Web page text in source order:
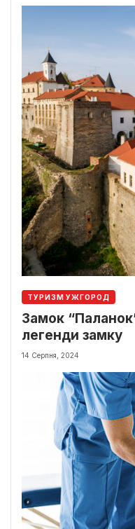
ТУРИЗМ УЖГОРОД
Замок
легенди замку
14 Серпня, 2024